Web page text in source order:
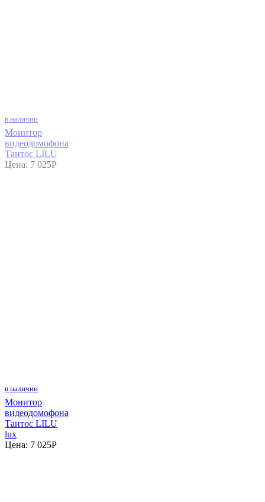
в наличии
Монитор
видеодомофона
Тантос LILU
Цена: 7 025P
в наличии
Монитор
видеодомофона
Тантос LILU
lux
Цена: 7 025P